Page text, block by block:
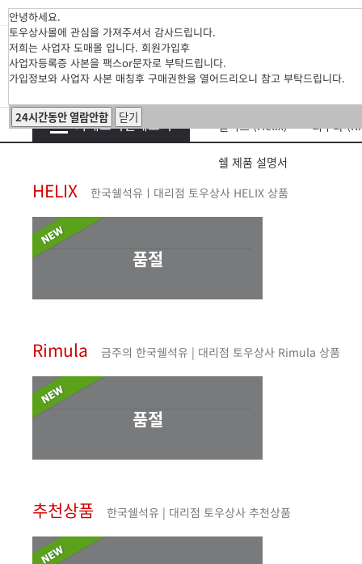
카테고리전체보기 힐릭스 (Helix) 리무라
쉘 제품 설명서
HELIX 한국쉘석유ㅣ대리점 토우상사 HELIX 상품
품절
Rimula 금주의 한국쉘석유 | 대리점 토우상사 Rimula 상품
품절
추천상품 한국쉘석유 | 대리점 토우상사 추천상품
안녕하세요.
토우상사몰에 관심을 가져주셔서 감사드립니다.
저희는 사업자 도매몰 입니다. 회원가입후
사업자등록증 사본을 팩스or문자로 부탁드립니다.
가입정보와 사업자 사본 매칭후 구매권한을 열어드리오니 참고 부탁드립니다.
24시간동안 열람안함 닫기